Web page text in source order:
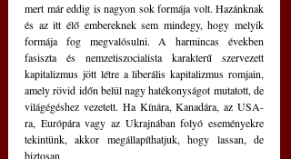
mert már eddig is nagyon sok formája volt. Hazánknak
és az itt élő embereknek sem mindegy, hogy melyik
formája fog megvalósulni. A harmincas években
fasiszta és nemzetiszocialista karakterű szervezett
kapitalizmus jött létre a liberális kapitalizmus romjain,
amely rövid időn belül nagy hatékonyságot mutatott, de
világégéshez vezetett. Ha Kínára, Kanadára, az USA-
ra, Európára vagy az Ukrajnában folyó eseményekre
tekintünk, akkor megállapíthatjuk, hogy lassan, de
biztosan